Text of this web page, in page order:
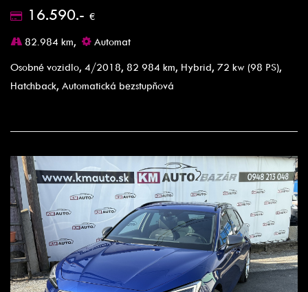
16.590.- €
82.984 km,
Automat
Osobné vozidlo, 4/2018, 82 984 km, Hybrid, 72 kw (98 PS),
Hatchback, Automatická bezstupňová